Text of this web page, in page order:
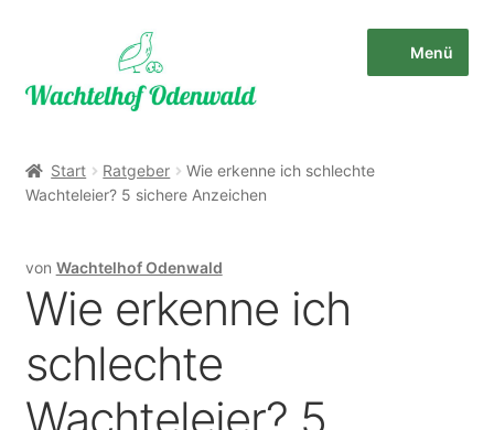
springen
springen
Menü
Allgemeine Geschäftsbedingungen und
Datenschutzerklärung
Impressum
Start Ratgeber
Wie erkenne ich schlechte
Wachteleier? 5 sichere Anzeichen
von Wachtelhof Odenwald
Wie erkenne ich
schlechte
Wachteleier? 5